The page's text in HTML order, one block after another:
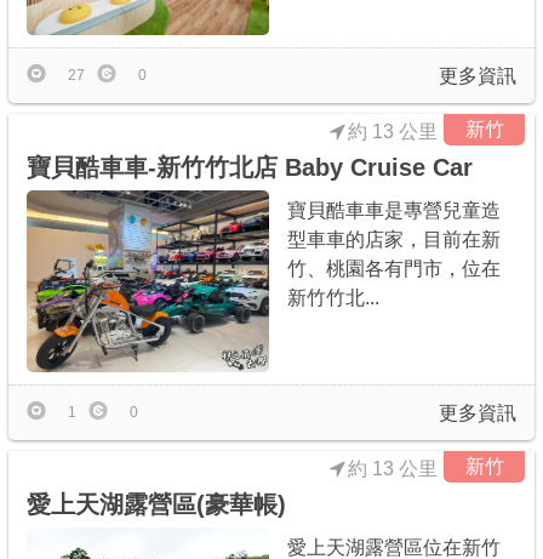
更多資訊
27 0
新竹
寶貝酷車車-新竹竹北店 Baby Cruise Car
約 13 公里
寶貝酷車車是專營兒童造
型車車的店家，目前在新
竹、桃園各有門市，位在
新竹竹北...
更多資訊
1 0
新竹
愛上天湖露營區(豪華帳)
約 13 公里
愛上天湖露營區位在新竹